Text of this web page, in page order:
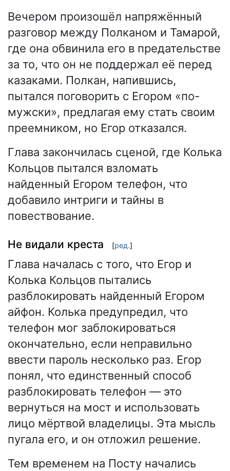
Вечером произошёл напряжённый
разговор между Полканом и Тамарой,
где она обвинила его в предательстве
за то, что он не поддержал её перед
казаками. Полкан, напившись,
пытался поговорить с Егором «по-
мужски», предлагая ему стать своим
преемником, но Егор отказался.
Глава закончилась сценой, где Колька
Кольцов пытался взломать
найденный Егором телефон, что
добавило интриги и тайны в
повествование.
Не видали креста [ред.]
Глава началась с того, что Егор и
Колька Кольцов пытались
разблокировать найденный Егором
айфон. Колька предупредил, что
телефон мог заблокироваться
окончательно, если неправильно
ввести пароль несколько раз. Егор
понял, что единственный способ
разблокировать телефон — это
вернуться на мост и использовать
лицо мёртвой владелицы. Эта мысль
пугала его, и он отложил решение.
Тем временем на Посту начались